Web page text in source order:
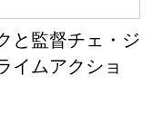
と監督チェ・ジ
イムアクショ